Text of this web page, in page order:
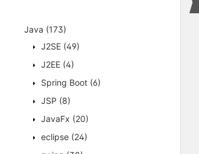
Java (173)
J2SE (49)
J2EE (4)
Spring Boot (6)
JSP (8)
JavaFx (20)
eclipse (24)